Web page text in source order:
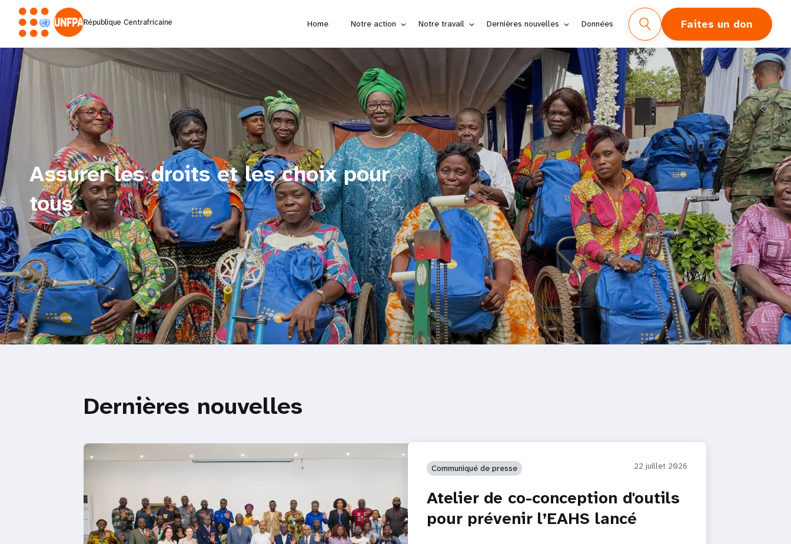
République Centrafricaine Home Notre action Notre travail Dernières nouvelles Données Faites un don
Assurer les droits et les choix pour
tous
Dernières nouvelles
Communiqué de presse 22 juillet 2026
Atelier de co-conception d'outils
pour prévenir l’EAHS lancé